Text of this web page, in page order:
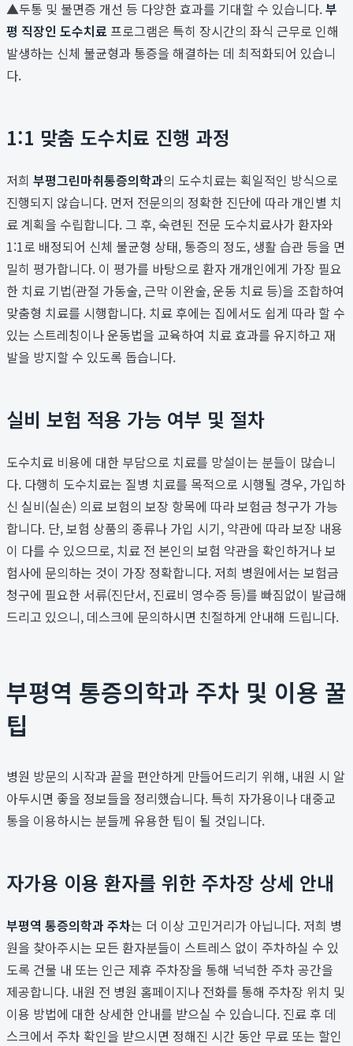
▲두통 및 불면증 개선 등 다양한 효과를 기대할 수 있습니다.부
평 직장인 도수치료 프로그램은 특히 장시간의 좌식 근무로 인해
발생하는 신체 불균형과 통증을 해결하는 데 최적화되어 있습니
다.
1:1 맞춤 도수치료 진행 과정
저희 부평그린마취통증의학과의 도수치료는 획일적인 방식으로
진행되지 않습니다. 먼저 전문의의 정확한 진단에 따라 개인별 치
료 계획을 수립합니다. 그 후, 숙련된 전문 도수치료사가 환자와
1:1로 배정되어 신체 불균형 상태, 통증의 정도, 생활 습관 등을 면
밀히 평가합니다. 이 평가를 바탕으로 환자 개개인에게 가장 필요
한 치료 기법(관절 가동술, 근막 이완술, 운동 치료 등)을 조합하여
맞춤형 치료를 시행합니다. 치료 후에는 집에서도 쉽게 따라 할 수
있는 스트레칭이나 운동법을 교육하여 치료 효과를 유지하고 재
발을 방지할 수 있도록 돕습니다.
실비 보험 적용 가능 여부 및 절차
도수치료 비용에 대한 부담으로 치료를 망설이는 분들이 많습니
다. 다행히 도수치료는 질병 치료를 목적으로 시행될 경우, 가입하
신 실비(실손) 의료 보험의 보장 항목에 따라 보험금 청구가 가능
합니다. 단, 보험 상품의 종류나 가입 시기, 약관에 따라 보장 내용
이 다를 수 있으므로, 치료 전 본인의 보험 약관을 확인하거나 보
험사에 문의하는 것이 가장 정확합니다. 저희 병원에서는 보험금
청구에 필요한 서류(진단서, 진료비 영수증 등)를 빠짐없이 발급해
드리고 있으니, 데스크에 문의하시면 친절하게 안내해 드립니다.
부평역 통증의학과 주차 및 이용 꿀
팁
병원 방문의 시작과 끝을 편안하게 만들어드리기 위해, 내원 시 알
아두시면 좋을 정보들을 정리했습니다. 특히 자가용이나 대중교
통을 이용하시는 분들께 유용한 팁이 될 것입니다.
자가용 이용 환자를 위한 주차장 상세 안내
부평역 통증의학과 주차는 더 이상 고민거리가 아닙니다. 저희 병
원을 찾아주시는 모든 환자분들이 스트레스 없이 주차하실 수 있
도록 건물 내 또는 인근 제휴 주차장을 통해 넉넉한 주차 공간을
제공합니다. 내원 전 병원 홈페이지나 전화를 통해 주차장 위치 및
이용 방법에 대한 상세한 안내를 받으실 수 있습니다. 진료 후 데
스크에서 주차 확인을 받으시면 정해진 시간 동안 무료 또는 할인